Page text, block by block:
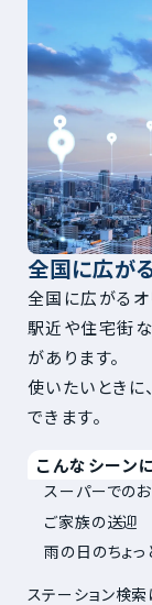
全国に広が
全国に広がるオ
駅近や住宅街
があります。
使いたいときに
できます。
こんなシーンに
スーパーでの
ご家族の送迎
雨の日のちょ
ステーション検索